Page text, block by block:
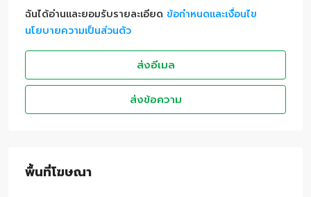
ฉันได้อ่านและยอมรับรายละเอียด ข้อกำหนดและเงื่อนไข
นโยบายความเป็นส่วนตัว
ส่งอีเมล
ส่งข้อความ
พื้นที่โฆษณา